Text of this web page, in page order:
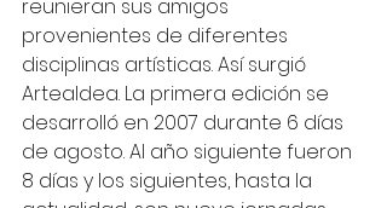
reunieran sus amigos
provenientes de diferentes
disciplinas artísticas. Así surgió
Artealdea. La primera edición se
desarrolló en 2007 durante 6 días
de agosto. Al año siguiente fueron
8 días y los siguientes, hasta la